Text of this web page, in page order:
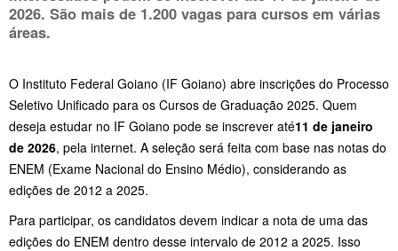
2026. São mais de 1.200 vagas para cursos em várias
áreas.
O Instituto Federal Goiano (IF Goiano) abre inscrições do Processo
Seletivo Unificado para os Cursos de Graduação 2025. Quem
deseja estudar no IF Goiano pode se inscrever até11 de janeiro
de 2026, pela internet. A seleção será feita com base nas notas do
ENEM (Exame Nacional do Ensino Médio), considerando as
edições de 2012 a 2025.
Para participar, os candidatos devem indicar a nota de uma das
edições do ENEM dentro desse intervalo de 2012 a 2025. Isso